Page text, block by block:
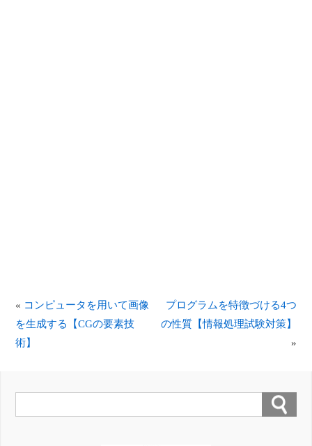
« コンピュータを用いて画像
を生成する【CGの要素技
術】
プログラムを特徴づける4つ
の性質【情報処理試験対策】
»